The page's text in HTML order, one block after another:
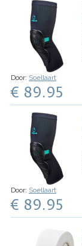
Door: Soellaart
€ 89.95
Door: Soellaart
€ 89.95